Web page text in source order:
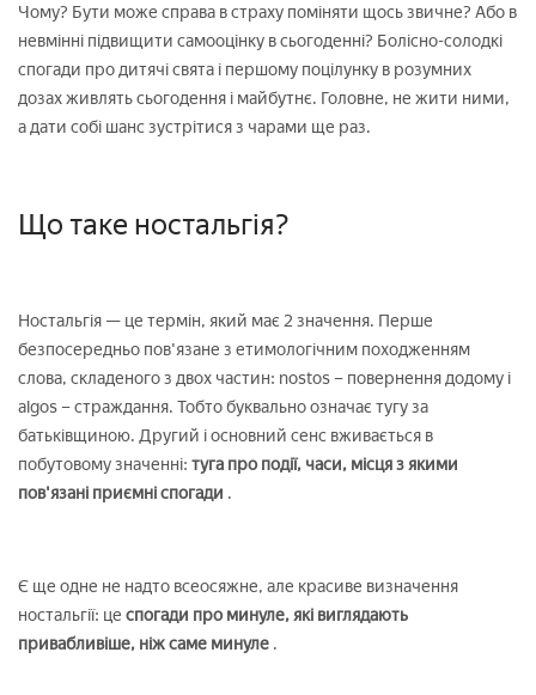
Чому? Бути може справа в страху поміняти щось звичне? Або в
невмінні підвищити самооцінку в сьогоденні? Болісно-солодкі
спогади про дитячі свята і першому поцілунку в розумних
дозах живлять сьогодення і майбутнє. Головне, не жити ними,
а дати собі шанс зустрітися з чарами ще раз.
Що таке ностальгія?
Ностальгія — це термін, який має 2 значення. Перше
безпосередньо пов'язане з етимологічним походженням
слова, складеного з двох частин: nostos – повернення додому і
algos – страждання. Тобто буквально означає тугу за
батьківщиною. Другий і основний сенс вживається в
побутовому значенні: туга про події, часи, місця з якими
пов'язані приємні спогади .
Є ще одне не надто всеосяжне, але красиве визначення
ностальгії: це спогади про минуле, які виглядають
привабливіше, ніж саме минуле .